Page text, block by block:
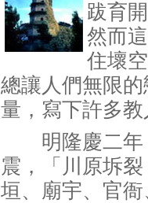
跋育
然而
住壞
總讓人們無限
量，寫下許多
明隆慶二年
震，「川原坼
垣、廟宇、官